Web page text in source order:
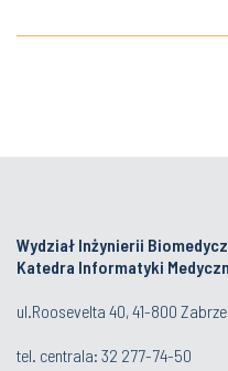
Wydział Inżynierii
Katedra Informatyki
ul.Roosevelta 40, 41-800 Zabrze
tel. centrala: 32 277-74-50